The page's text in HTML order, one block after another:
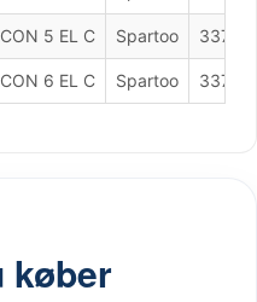
5 EL C Spartoo 337 kr.
6 EL C Spartoo 337 kr.
køber